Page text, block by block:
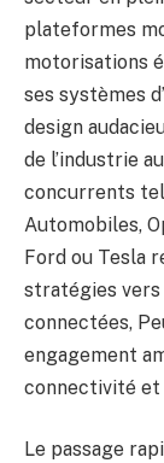
plateformes
motorisations
ses systèmes
design
de l’industrie
concurrents
Automobiles,
Ford ou Tesla
stratégies
connectées,
engagement
connectivité et
Le passage